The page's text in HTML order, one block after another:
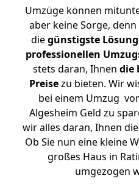
Umzüge können
aber keine Sorge,
diegünstigste Lösung
professionellen
stets daran, Ihnen die
Preisezu bieten. Wir
bei einem Umzug
Algesheim Geld zu
wir alles daran, Ihnen
Ob Sie nun eine kleine
großes Haus in
umgezogen